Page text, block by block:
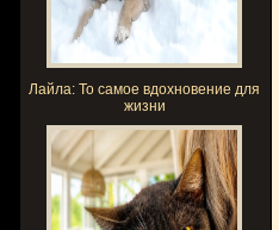
Лайла: То самое вдохновение для
жизни